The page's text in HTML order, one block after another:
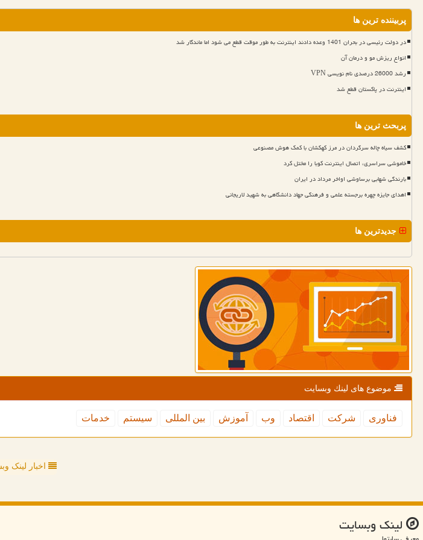
پربیننده ترین ها
در دولت رئیسی در بحران 1401 وعده دادند اینترنت به طور موقت قطع می شود اما ماندگار شد
انواع ریزش مو و درمان آن
رشد 26000 درصدی نام نویسی VPN
اینترنت در پاکستان قطع شد
پربحث ترین ها
کشف سیاه چاله سرگردان در مرز کهکشان با کمک هوش مصنوعی
خاموشی سراسری، اتصال اینترنت کوبا را مختل کرد
بارندگی شهابی برساوشی اواخر مرداد در ایران
اهدای جایزه چهره برجسته علمی و فرهنگی جهاد دانشگاهی به شهید لاریجانی
جدیدترین ها
موضوع های لینك وبسایت
فناوری شركت اقتصاد وب آموزش بین المللی سیستم خدمات
اخبار لینک
لینك وبسایت